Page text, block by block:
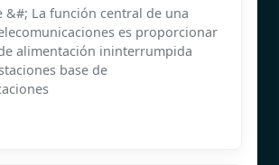
&#; La función central de una
es proporcionar
alimentación ininterrumpida
base de